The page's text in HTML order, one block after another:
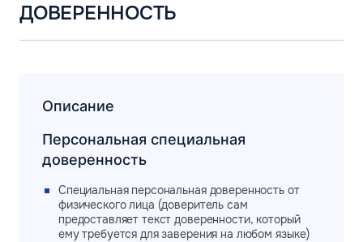
ДОВЕРЕННОСТЬ
Описание
Персональная специальная
доверенность
Специальная персональная доверенность от
физического лица (доверитель сам
предоставляет текст доверенности, который
ему требуется для заверения на любом языке)